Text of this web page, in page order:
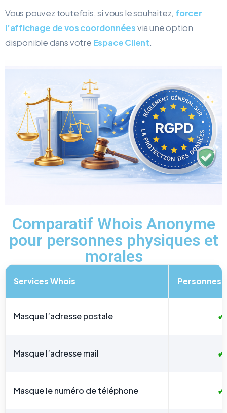
Vous pouvez toutefois, si vous le souhaitez, forcer
l’affichage de vos coordonnéesvia une option
disponible dans votre Espace Client.
Comparatif Whois Anonyme
pour personnes physiques et
morales
Services Whois Personnes
Masque l’adresse postale ✓
Masque l’adresse mail ✓
Masque le numéro de téléphone ✓